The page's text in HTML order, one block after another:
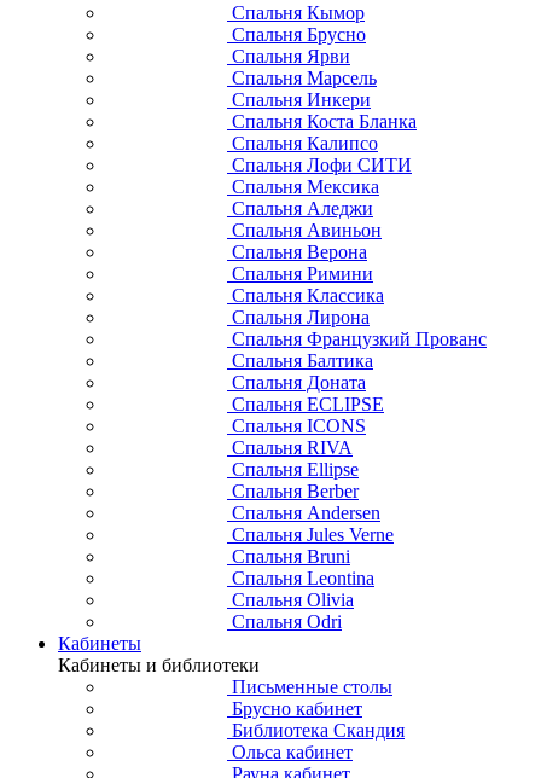
Спальня Кымор
Спальня Брусно
Спальня Ярви
Спальня Марсель
Спальня Инкери
Спальня Коста Бланка
Спальня Калипсо
Спальня Лофи СИТИ
Спальня Мексика
Спальня Аледжи
Спальня Авиньон
Спальня Верона
Спальня Римини
Спальня Классика
Спальня Лирона
Спальня Французкий Прованс
Спальня Балтика
Спальня Доната
Спальня ECLIPSE
Спальня ICONS
Спальня RIVA
Спальня Ellipse
Спальня Berber
Спальня Andersen
Спальня Jules Verne
Спальня Bruni
Спальня Leontina
Спальня Olivia
Спальня Odri
Кабинеты
Кабинеты и библиотеки
Письменные столы
Брусно кабинет
Библиотека Скандия
Ольса кабинет
Рауна кабинет